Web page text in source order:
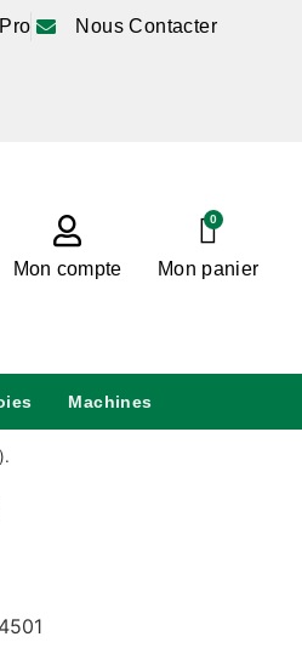
Nous Contacter
Mon compte
0
Mon panier
Machines